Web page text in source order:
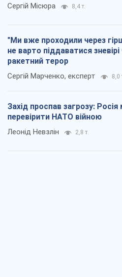
Сергій Місюра 8,4 т.
"Ми вже проходили через
не варто піддаватися зневірі
ракетний терор
Сергій Марченко, експерт 8,0
Захід проспав загрозу:
перевірити НАТО війною
Леонід Невзлін 2,8 т.